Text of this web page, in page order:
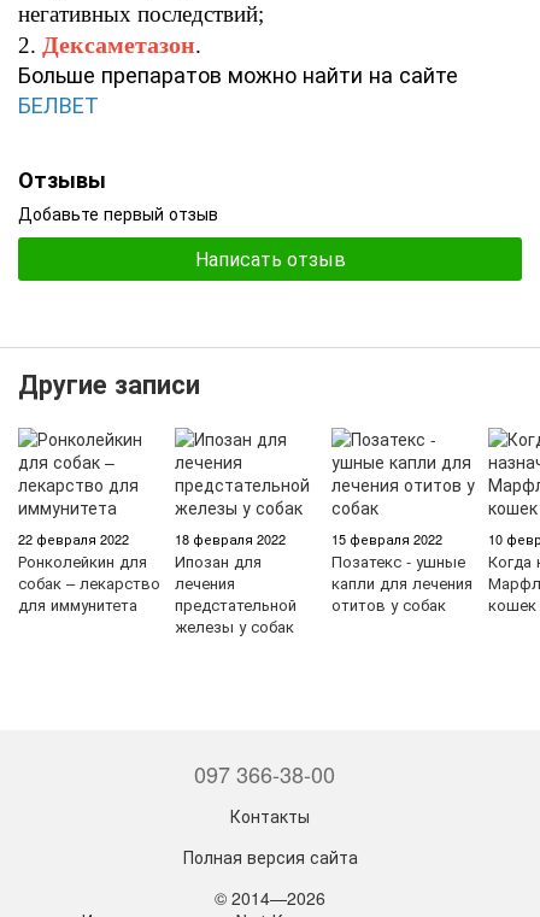
негативных последствий;
2. Дексаметазон.
Больше препаратов можно найти на сайте
БЕЛВЕТ
Отзывы
Добавьте первый отзыв
Написать отзыв
Другие записи
22 февраля 2022
Ронколейкин для
собак – лекарство
для иммунитета
18 февраля 2022
Ипозан для
лечения
предстательной
железы у собак
15 февраля 2022
Позатекс - ушные
капли для лечения
отитов у собак
10
Когда
кошек
097 366-38-00
Контакты
Полная версия сайта
© 2014—2026